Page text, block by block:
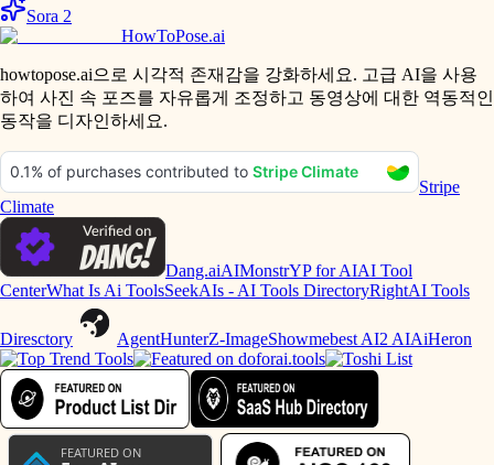
Sora 2
HowToPose.ai
howtopose.ai으로 시각적 존재감을 강화하세요. 고급 AI을 사용
하여 사진 속 포즈를 자유롭게 조정하고 동영상에 대한 역동적인
동작을 디자인하세요.
Stripe
Climate
Dang.aiAIMonstrYP for AIAI Tool
CenterWhat Is Ai ToolsSeekAIs - AI Tools DirectoryRightAI Tools
Diresctory AgentHunterZ-ImageShowmebest AI2 AIAiHeron